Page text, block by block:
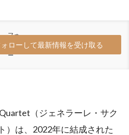
フォ
ロワ
ー
ローして最新情報を受け取る
（ジェネラーレ・サク
）は、2022年に結成された